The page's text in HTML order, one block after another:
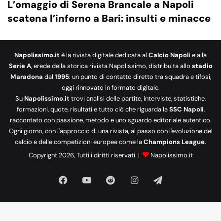
L’omaggio di Serena Brancale a Napoli
scatena l’inferno a Bari: insulti e minacce
Napolissimo.it è la rivista digitale dedicata al Calcio Napoli e alla
Serie A, erede della storica rivista Napolissimo, distribuita allo stadio
Maradona dal 1995: un punto di contatto diretto tra squadra e tifosi,
oggi rinnovato in formato digitale.
SuNapolissimo.it trovi analisi delle partite, interviste, statistiche,
formazioni, quote, risultati e tutto ciò che riguarda laSSC Napoli,
raccontato con passione, metodo e uno sguardo editoriale autentico.
Ogni giorno, con l'approccio di una rivista, al passo con l'evoluzione del
calcio e delle competizioni europee come laChampions League.
Copyright 2026, Tutti i diritti riservati |
Napolissimo.it
Facebook
Tube
RedditInstagram